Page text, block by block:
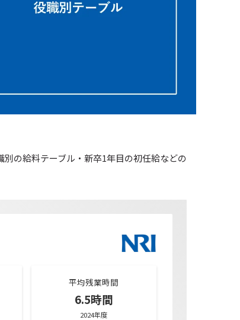
の給料テーブル・新卒1年目の初任給などの
平均残業時間
6.5時間
2024年度